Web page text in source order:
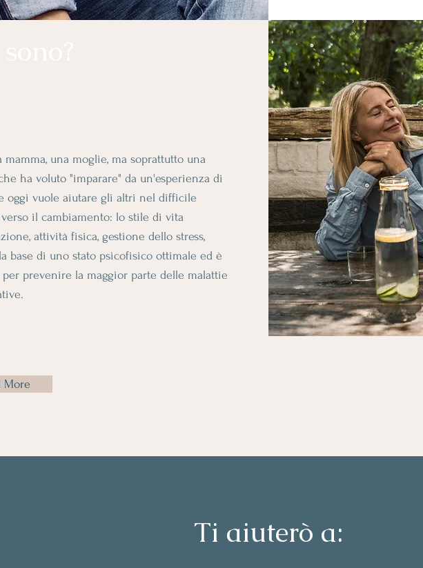
mamma, una moglie, ma soprattutto una
ha voluto "imparare" da un'esperienza di
oggi vuole aiutare gli altri nel difficile
il cambiamento: lo stile di vita
attività fisica, gestione dello stress,
base di uno stato psicofisico ottimale ed è
per prevenire la maggior parte delle malattie
More
Ti aiuterò a: